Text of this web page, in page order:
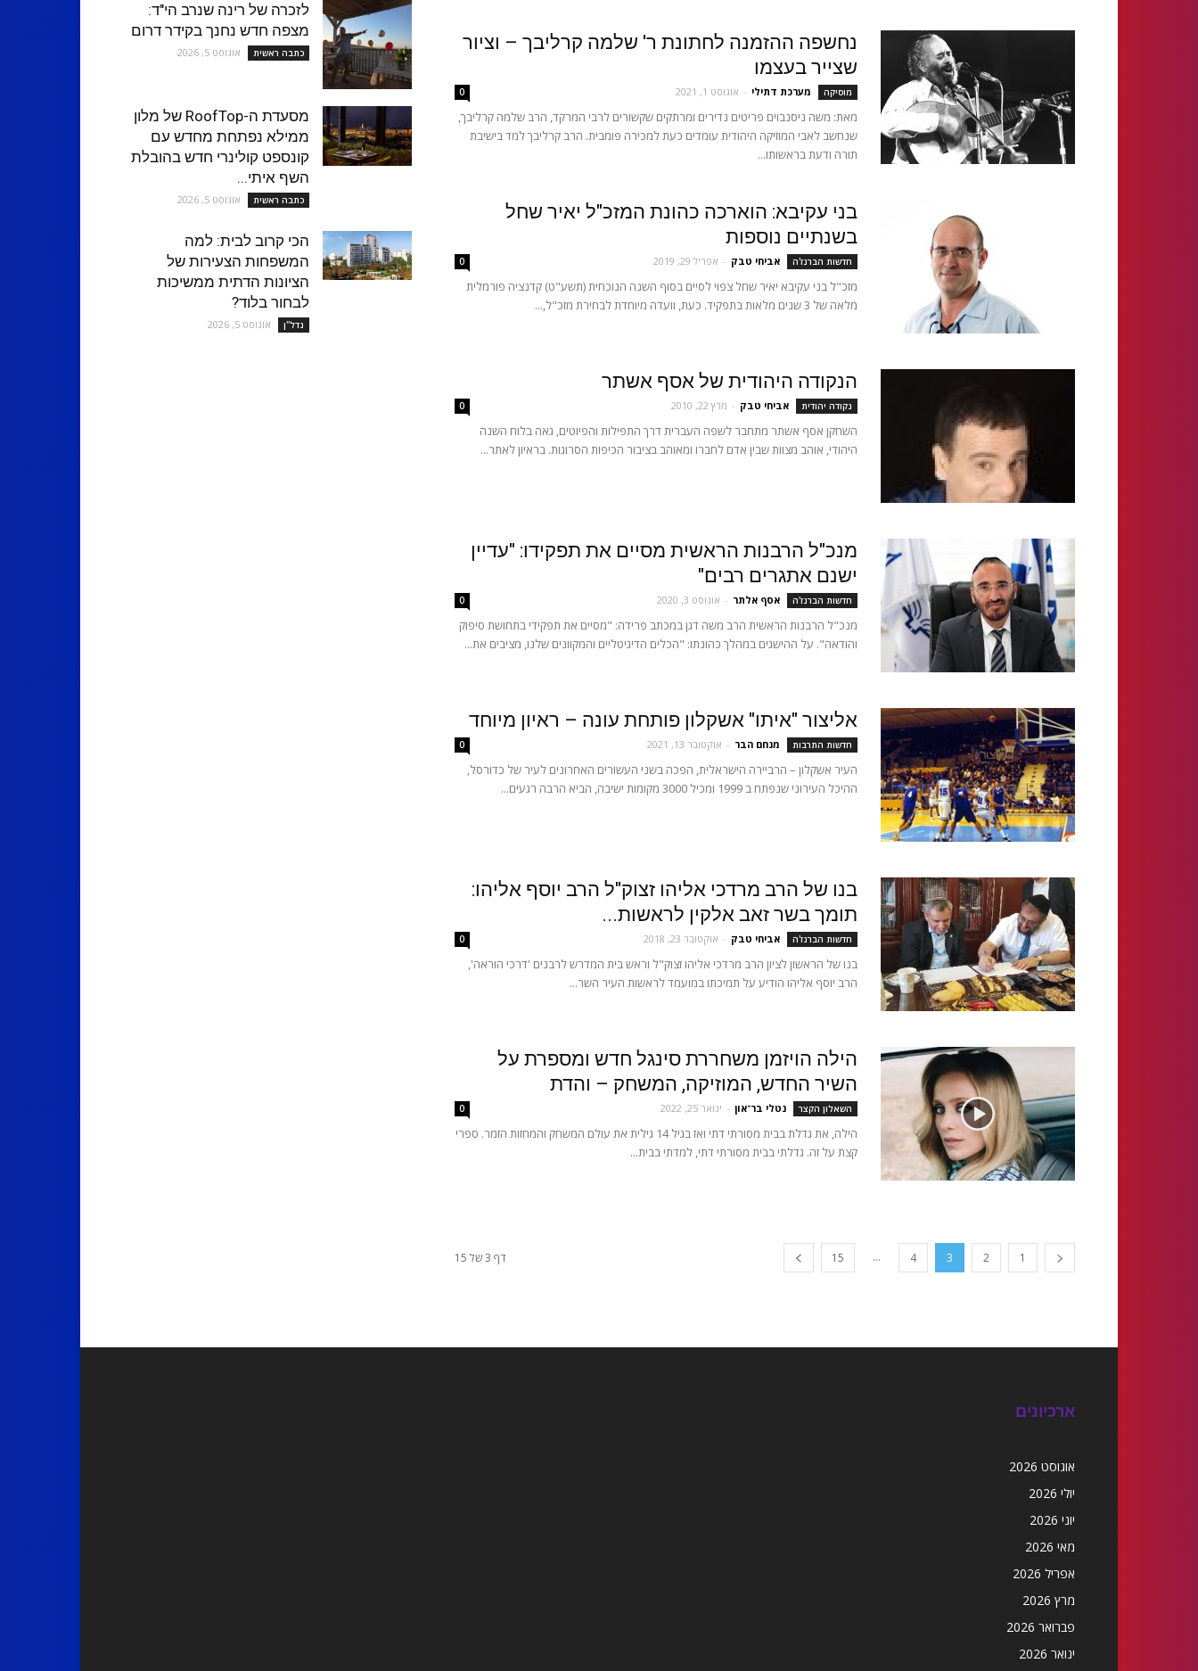
נחשפה ההזמנה לחתונת ר' שלמה קרליבך – וציור
שצייר בעצמו
מוסיקה מערכת דתילי - אוגוסט 1, 2021 0
מאת: משה ניסנבוים פריטים נדירים ומרתקים שקשורים לרבי המרקד, הרב שלמה קרליבך,
שנחשב לאבי המוזיקה היהודית עומדים כעת למכירה פומבית. הרב קרליבך למד בישיבת
תורה ודעת בראשותו...
בני עקיבא: הוארכה כהונת המזכ"ל יאיר שחל
בשנתיים נוספות
חדשות הברנז'ה אביחי טבק - אפריל 29, 2019 0
מזכ"ל בני עקיבא יאיר שחל צפוי לסיים בסוף השנה הנוכחית (תשע"ט) קדנציה פורמלית
מלאה של 3 שנים מלאות בתפקיד. כעת, וועדה מיוחדת לבחירת מזכ"ל,...
הנקודה היהודית של אסף אשתר
נקודה יהודית אביחי טבק - מרץ 22, 2010 0
השחקן אסף אשתר מתחבר לשפה העברית דרך התפילות והפיוטים, גאה בלוח השנה
היהודי, אוהב מצוות שבין אדם לחברו ומאוהב בציבור הכיפות הסרוגות. בראיון לאתר...
מנכ"ל הרבנות הראשית מסיים את תפקידו: "עדיין
ישנם אתגרים רבים"
חדשות הברנז'ה אסף אלתר - אוגוסט 3, 2020 0
מנכ"ל הרבנות הראשית הרב משה דגן במכתב פרידה: "מסיים את תפקידי בתחושת סיפוק
והודאה". על ההישגים במהלך כהונתו: "הכלים הדיגיטליים והמקוונים שלנו, מציבים את...
אליצור "איתו" אשקלון פותחת עונה – ראיון מיוחד
חדשות התרבות מנחם הבר - אוקטובר 13, 2021 0
העיר אשקלון – הרביירה הישראלית, הפכה בשני העשורים האחרונים לעיר של כדורסל,
ההיכל העירוני שנפתח ב 1999 ומכיל 3000 מקומות ישיבה, הביא הרבה רגעים...
בנו של הרב מרדכי אליהו זצוק"ל הרב יוסף אליהו:
תומך בשר זאב אלקין לראשות...
חדשות הברנז'ה אביחי טבק - אוקטובר 23, 2018 0
בנו של הראשון לציון הרב מרדכי אליהו זצוק"ל וראש בית המדרש לרבנים 'דרכי הוראה',
הרב יוסף אליהו הודיע על תמיכתו במועמד לראשות העיר השר...
הילה הויזמן משחררת סינגל חדש ומספרת על
השיר החדש, המוזיקה, המשחק – והדת
השאלון הקצר נטלי בר־און - ינואר 25, 2022 0
הילה, את גדלת בבית מסורתי דתי ואז בגיל 14 גילית את עולם המשחק והמחזות הזמר. ספרי
קצת על זה. גדלתי בבית מסורתי דתי, למדתי בבית...
1
2
3
4
...
15 דף 3 של 15
לזכרה של רינה שנרב הי"ד:
מצפה חדש נחנך בקידר דרום
כתבה ראשית אוגוסט 5, 2026
מסעדת ה-RoofTop של מלון
ממילא נפתחת מחדש עם
קונספט קולינרי חדש בהובלת
השף איתי...
כתבה ראשית אוגוסט 5, 2026
הכי קרוב לבית: למה
המשפחות הצעירות של
הציונות הדתית ממשיכות
לבחור בלוד?
נדל''ן אוגוסט 5, 2026
ארכיונים
אוגוסט 2026
יולי 2026
יוני 2026
מאי 2026
אפריל 2026
מרץ 2026
פברואר 2026
ינואר 2026